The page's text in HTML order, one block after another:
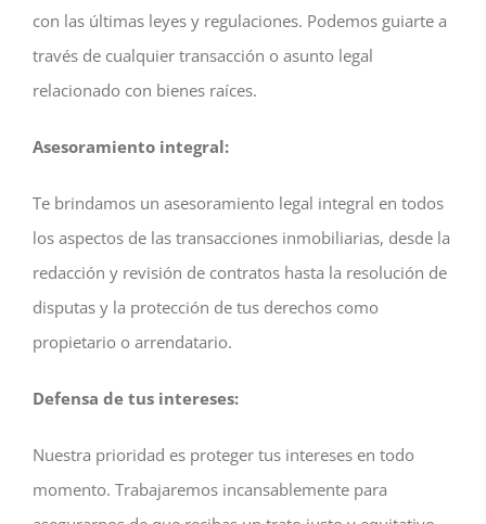
con las últimas leyes y regulaciones. Podemos guiarte a
través de cualquier transacción o asunto legal
relacionado con bienes raíces.
Asesoramiento integral:
Te brindamos un asesoramiento legal integral en todos
los aspectos de las transacciones inmobiliarias, desde la
redacción y revisión de contratos hasta la resolución de
disputas y la protección de tus derechos como
propietario o arrendatario.
Defensa de tus intereses:
Nuestra prioridad es proteger tus intereses en todo
momento. Trabajaremos incansablemente para